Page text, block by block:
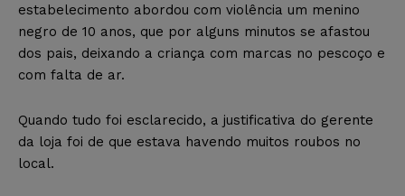
estabelecimento abordou com violência um menino
negro de 10 anos, que por alguns minutos se afastou
dos pais, deixando a criança com marcas no pescoço e
com falta de ar.
Quando tudo foi esclarecido, a justificativa do gerente
da loja foi de que estava havendo muitos roubos no
local.